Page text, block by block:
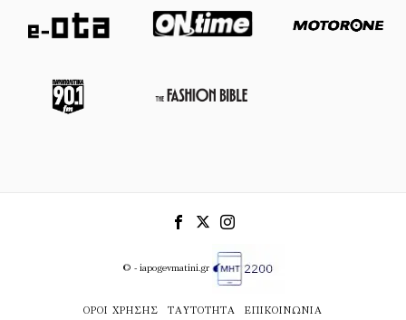
© - iapogevmatini.gr
ΌΡΟΙ ΧΡΉΣΗΣ ΤΑΥΤΌΤΗΤΑ ΕΠΙΚΟΙΝΩΝΊΑ